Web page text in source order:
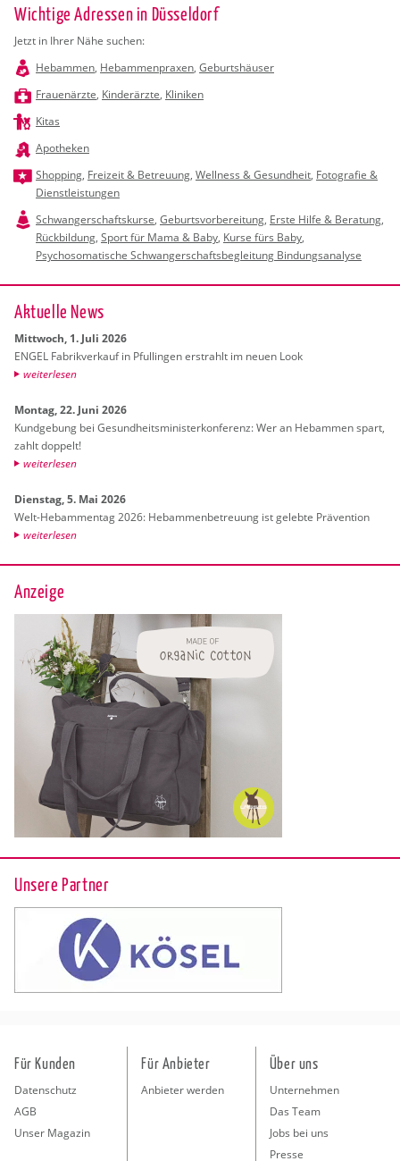
Wichtige Adressen in Düsseldorf
Jetzt in Ihrer Nähe suchen:
Hebammen, Hebammenpraxen, Geburtshäuser
Frauenärzte, Kinderärzte, Kliniken
Kitas
Apotheken
Shopping, Freizeit & Betreuung, Wellness & Gesundheit, Fotografie &
Dienstleistungen
Schwangerschaftskurse, Geburtsvorbereitung, Erste Hilfe & Beratung,
Rückbildung, Sport für Mama & Baby, Kurse fürs Baby,
Psychosomatische Schwangerschaftsbegleitung Bindungsanalyse
Ak­tu­el­le News
Mitt­woch, 1. Juli 2026
ENGEL Fa­brik­ver­kauf in Pful­lin­gen er­strahlt im neuen Look
wei­ter­le­sen
Mon­tag, 22. Juni 2026
Kund­ge­bung bei Ge­sund­heits­mi­nis­ter­kon­fe­renz: Wer an Heb­am­men spart,
zahlt dop­pelt!
wei­ter­le­sen
Diens­tag, 5. Mai 2026
Welt-Heb­am­men­tag 2026: Heb­am­men­be­treu­ung ist ge­leb­te Prä­ven­ti­on
wei­ter­le­sen
Anzeige
Unsere Partner
Für Kunden
Datenschutz
AGB
Unser Magazin
Für Anbieter
Anbieter werden
Über uns
Unternehmen
Das Team
Jobs bei uns
Presse